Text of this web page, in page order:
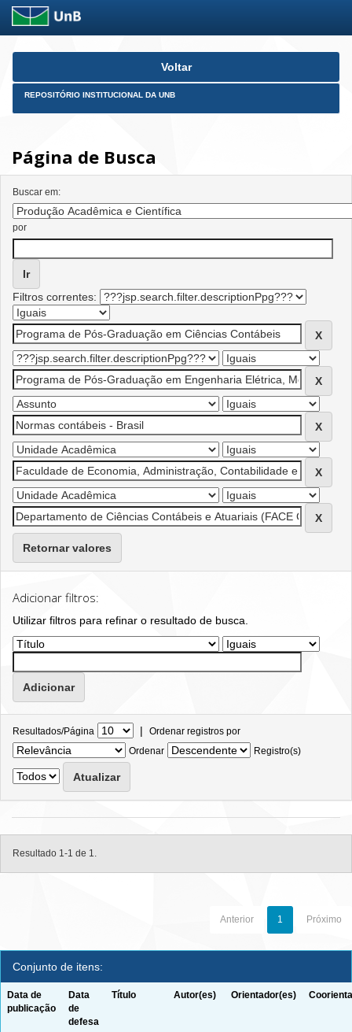
Skip
Voltar
REPOSITÓRIO INSTITUCIONAL DA UNB
Página de Busca
Buscar em:
por
Filtros correntes:
Retornar valores
Adicionar filtros:
Utilizar filtros para refinar o resultado de busca.
Resultados/Página | Ordenar registros por
Ordenar
Registro(s)
Resultado 1-1 de 1.
Anterior 1 Próximo
Conjunto de itens:
Data de
publicação
Data
de
defesa
Título Autor(es) Orientador(es)